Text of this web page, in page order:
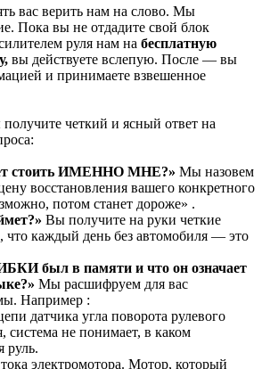
вас верить нам на слово. Мы
Пока вы не отдадите свой блок
руля нам на бесплатную
вы действуете вслепую. После — вы
и принимаете взвешенное
четкий и ясный ответ на
стоить ИМЕННО МНЕ?» Мы назовем
восстановления вашего конкретного
потом станет дороже» .
Вы получите на руки четкие
каждый день без автомобиля — это
был в памяти и что он означает
Мы расшифруем для вас
Например :
датчика угла поворота рулевого
система не понимает, в каком
руль.
электромотора. Мотор, который